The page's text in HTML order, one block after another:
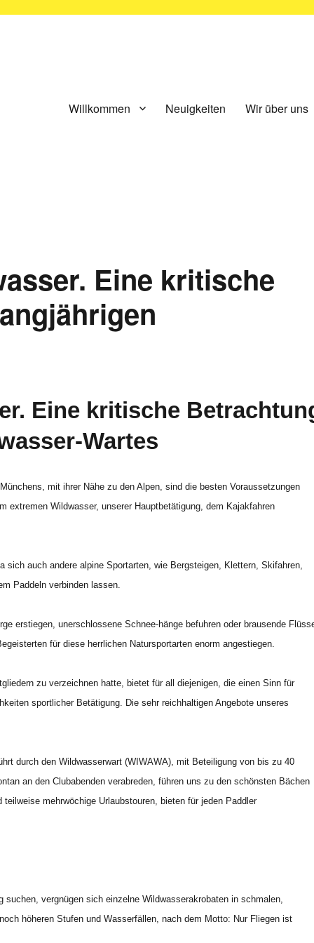
Willkommen Neuigkeiten Wir über uns
Eine kritische
Eine kritische
Wartes
mit ihrer Nähe zu den Alpen, sind die besten Voraussetzungen
Wildwasser, unserer Hauptbetätigung, dem Kajakfahren
auch andere alpine Sportarten, wie Bergsteigen, Klettern, Skifahren,
Paddeln verbinden lassen.
erstiegen, unerschlossene Schnee-hänge befuhren oder brausende
für diese herrlichen Natursportarten enorm angestiegen.
zu verzeichnen hatte, bietet für all diejenigen, die einen Sinn für
sportlicher Betätigung. Die sehr reichhaltigen Angebote unseres
durch den Wildwasserwart (WIWAWA), mit Beteiligung von bis zu 40
an den Clubabenden verabreden, führen uns zu den schönsten Bächen
mehrwöchige Urlaubstouren, bieten für jeden Paddler
vergnügen sich einzelne Wildwasserakrobaten in schmalen,
höheren Stufen und Wasserfällen, nach dem Motto: Nur Fliegen ist